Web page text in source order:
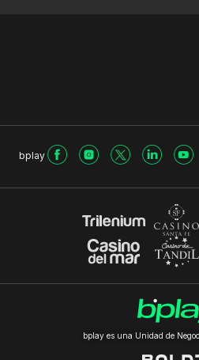
bplay
bplay es una Unidad de